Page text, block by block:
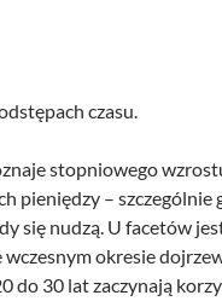
czasu.
stopniowego
pieniędzy – szczególnie
się nudzą. U facetów
okresie
do 30 lat zaczynają